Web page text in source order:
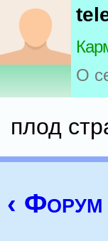
О
плод
‹